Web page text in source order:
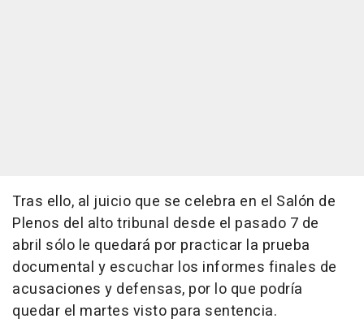
Tras ello, al juicio que se celebra en el Salón de
Plenos del alto tribunal desde el pasado 7 de
abril sólo le quedará por practicar la prueba
documental y escuchar los informes finales de
acusaciones y defensas, por lo que podría
quedar el martes visto para sentencia.